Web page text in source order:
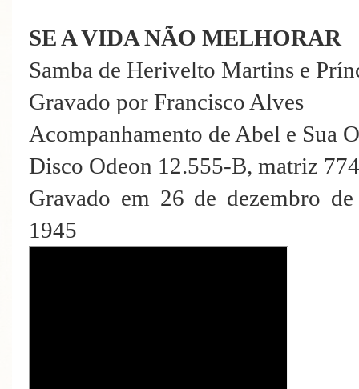
SE A VIDA NÃO MELHORAR
Samba de Herivelto Martins e
Gravado por Francisco Alves
Acompanhamento de Abel e Sua
Disco Odeon 12.555-B, matriz
Gravado em 26 de dezembro
1945